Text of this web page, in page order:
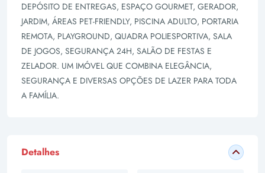
DEPÓSITO DE ENTREGAS, ESPAÇO GOURMET, GERADOR,
JARDIM, ÁREAS PET-FRIENDLY, PISCINA ADULTO, PORTARIA
REMOTA, PLAYGROUND, QUADRA POLIESPORTIVA, SALA
DE JOGOS, SEGURANÇA 24H, SALÃO DE FESTAS E
ZELADOR. UM IMÓVEL QUE COMBINA ELEGÂNCIA,
SEGURANÇA E DIVERSAS OPÇÕES DE LAZER PARA TODA
A FAMÍLIA.
Detalhes